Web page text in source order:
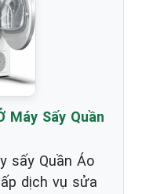
Máy Sấy Quần
sấy Quần Áo
dịch vụ sửa